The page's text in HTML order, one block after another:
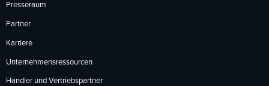
Presseraum
Partner
Karriere
Unternehmensressourcen
Händler und Vertriebspartner